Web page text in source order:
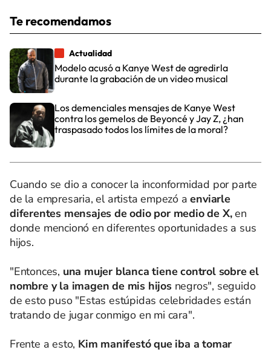
Te recomendamos
Actualidad
Modelo acusó a Kanye West de agredirla
durante la grabación de un video musical
Los demenciales mensajes de Kanye West
contra los gemelos de Beyoncé y Jay Z, ¿han
traspasado todos los límites de la moral?
Cuando se dio a conocer la inconformidad por parte
de la empresaria, el artista empezó aenviarle
diferentes mensajes de odio por medio de X,en
donde mencionó en diferentes oportunidades a sus
hijos.
"Entonces, una mujer blanca tiene control sobre el
nombre y la imagen de mis hijos negros", seguido
de esto puso "Estas estúpidas celebridades están
tratando de jugar conmigo en mi cara".
Frente a esto, Kim manifestó que iba a tomar